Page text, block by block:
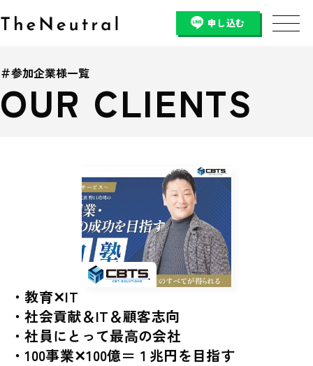
申し込む
＃参加企業様一覧
OUR CLIENTS
・教育✕IT
・社会貢献＆IT＆顧客志向
・社員にとって最高の会社
・100事業✕100億＝１兆円を目指す